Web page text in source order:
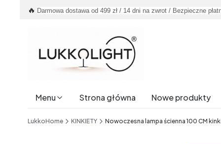
🔥 Darmowa dostawa od 499 zł / 14 dni na zwrot / Bezpieczne
Menu Strona główna
Nowe produkty
LukkoHome KINKIETY Nowoczesna lampa ścienna 100 CM